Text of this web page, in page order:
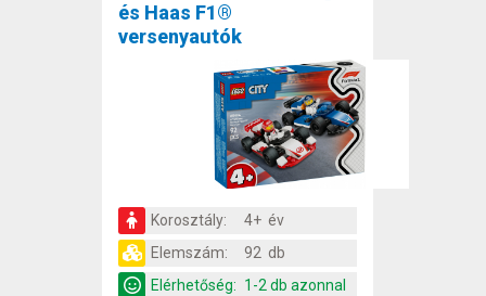
és Haas F1®
versenyautók
Korosztály:
4+ év
Elemszám:
92 db
Elérhetőség: 1-2 db azonnal